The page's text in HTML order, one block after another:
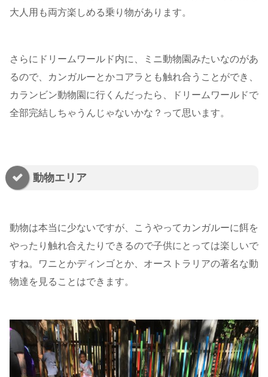
大人用も両方楽しめる乗り物があります。
さらにドリームワールド内に、ミニ動物園みたいなのがあ
るので、カンガルーとかコアラとも触れ合うことができ、
カランビン動物園に行くんだったら、ドリームワールドで
全部完結しちゃうんじゃないかな？って思います。
動物エリア
動物は本当に少ないですが、こうやってカンガルーに餌を
やったり触れ合えたりできるので子供にとっては楽しいで
すね。ワニとかディンゴとか、オーストラリアの著名な動
物達を見ることはできます。